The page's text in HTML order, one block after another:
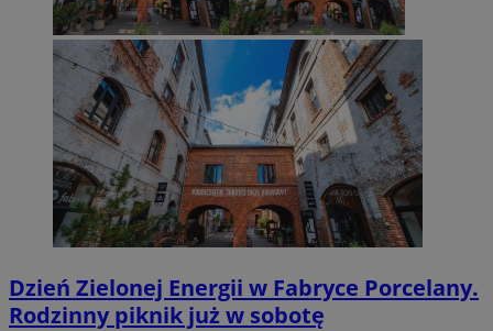
Dzień Zielonej Energii w Fabryce Porcelany.
Rodzinny piknik już w sobotę